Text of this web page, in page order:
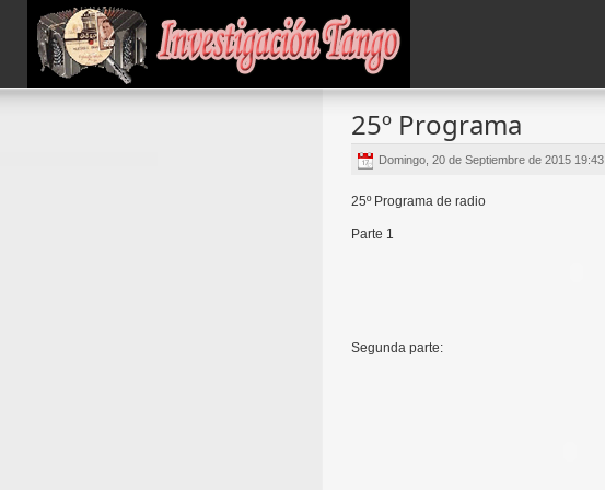
25º Programa
Domingo, 20 de Septiembre de 2015 19:43
25º Programa de radio
Parte 1
Segunda parte: